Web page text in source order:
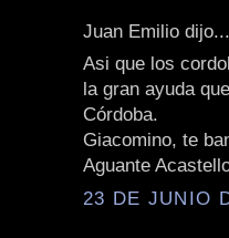
Juan Emilio dijo...
Asi que los
la gran ayuda
Córdoba.
Giacomino, te
Aguante
23 DE JUNIO